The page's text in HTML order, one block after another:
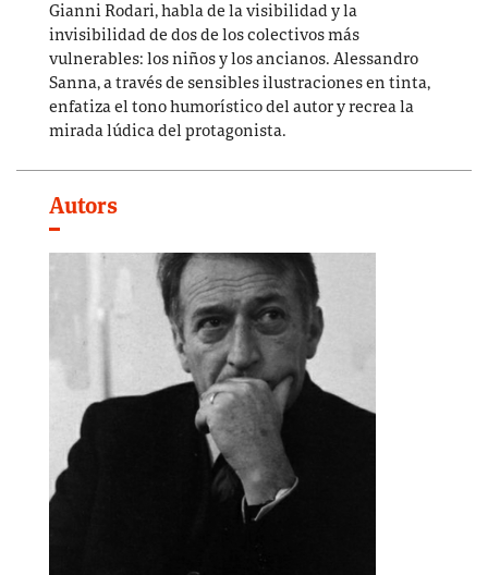
Gianni Rodari, habla de la visibilidad y la
invisibilidad de dos de los colectivos más
vulnerables: los niños y los ancianos. Alessandro
Sanna, a través de sensibles ilustraciones en tinta,
enfatiza el tono humorístico del autor y recrea la
mirada lúdica del protagonista.
Autors